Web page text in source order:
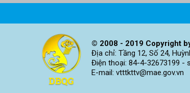
© 2008 - 2019 Copyright
Địa chỉ: Tầng 12, Số 24,
Điện thoại: 84-4-32673199 -
E-mail: vtttkttv@mae.gov.vn